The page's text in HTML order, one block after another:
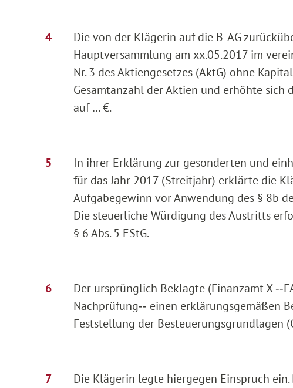
Die von der Klägerin auf die B-AG
Hauptversammlung am xx.05.2017 im
Nr. 3 des Aktiengesetzes (AktG) ohne
Gesamtanzahl der Aktien und erhöhte
auf … €.
In ihrer Erklärung zur gesonderten und
für das Jahr 2017 (Streitjahr) erklärte die
Aufgabegewinn vor Anwendung des § 8b
Die steuerliche Würdigung des Austritts
§ 6 Abs. 5 EStG.
Der ursprünglich Beklagte (Finanzamt X
Nachprüfung‑‑ einen erklärungsgemäßen
Feststellung der Besteuerungsgrundlagen
Die Klägerin legte hiergegen Einspruch